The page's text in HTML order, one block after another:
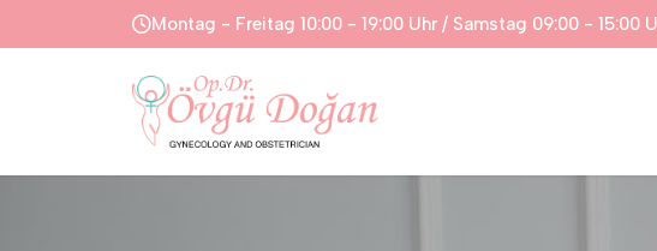
Montag - Freitag 10:00 - 19:00 Uhr / Samstag 09:00 - 15:00